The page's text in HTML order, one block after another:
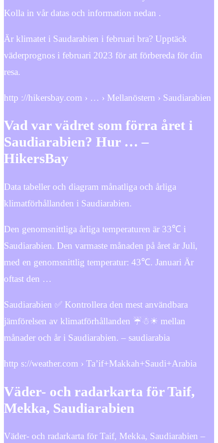
Kolla in vår datas och information nedan .
Är klimatet i Saudarabien i februari bra? Upptäck
väderprognos i februari 2023 för att förbereda för din
resa.
http ://hikersbay.com › … › Mellanöstern › Saudiarabien
Vad var vädret som förra året i
Saudiarabien? Hur … –
HikersBay
Data tabeller och diagram månatliga och årliga
klimatförhållanden i Saudiarabien.
Den genomsnittliga årliga temperaturen är 33℃ i
Saudiarabien. Den varmaste månaden på året är Juli,
med en genomsnittlig temperatur: 43℃. Januari Är
oftast den …
Saudiarabien ✅ Kontrollera den mest användbara
jämförelsen av klimatförhållanden ☔☃☀ mellan
månader och år i Saudiarabien. – saudiarabia
http s://weather.com › Ta’if+Makkah+Saudi+Arabia
Väder- och radarkarta för Taif,
Mekka, Saudiarabien
Väder- och radarkarta för Taif, Mekka, Saudiarabien –